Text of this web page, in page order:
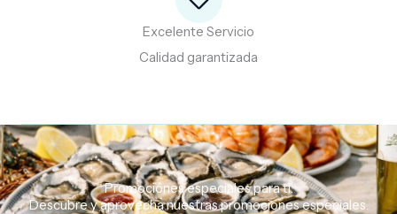
Excelente Servicio
Calidad garantizada
Promociones especiales para ti.
Descubreyaprovechanuestraspromocionesespeciales.